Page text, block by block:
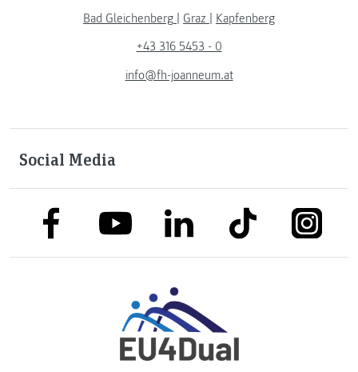
Bad Gleichenberg | Graz | Kapfenberg
+43 316 5453 - 0
info@fh-joanneum.at
Social Media
link to facebooklink to youtubelink to linkedinlink to tiktok link to